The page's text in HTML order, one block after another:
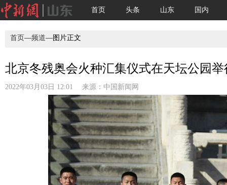
首页 头条 山东 国内
首页—频道—图片正文
北京冬残奥会火种汇集仪式在天坛公园举
2022年03月03日 12:01 来源： 中国新闻网